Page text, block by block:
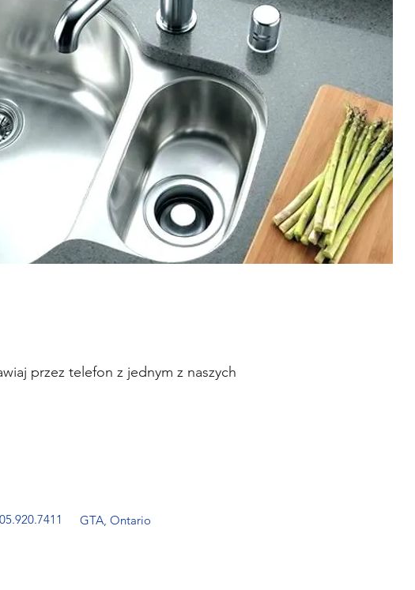
przez telefon z jednym z naszych
GTA, Ontario